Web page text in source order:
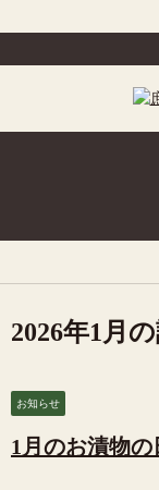
2026年1月
お知らせ
1月のお漬物の